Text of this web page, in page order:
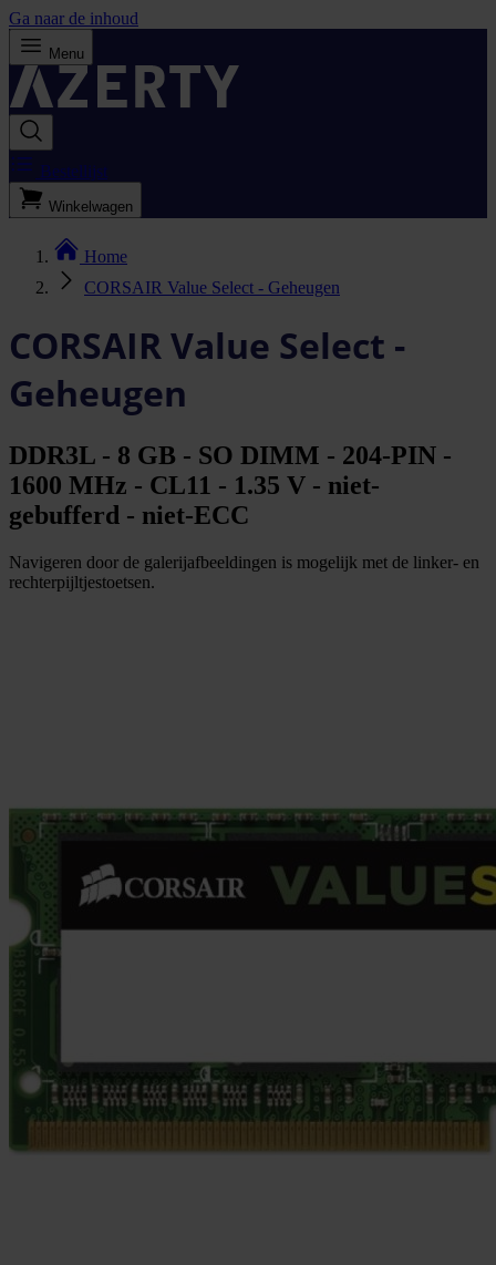
Ga naar de inhoud
Menu
Bestellijst
Winkelwagen
Home
CORSAIR Value Select - Geheugen
CORSAIR Value Select -
Geheugen
DDR3L - 8 GB - SO DIMM - 204-PIN -
1600 MHz - CL11 - 1.35 V - niet-
gebufferd - niet-ECC
Navigeren door de galerijafbeeldingen is mogelijk met de linker- en
rechterpijltjestoetsen.